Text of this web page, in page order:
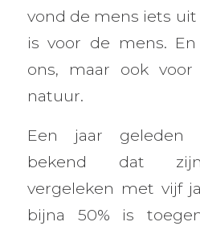
vond de mens iets
is voor de mens.
ons, maar ook
natuur.
Een jaar geleden
bekend dat zijn
vergeleken met vijf
bijna 50% is